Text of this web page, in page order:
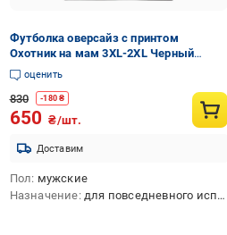
Футболка оверсайз с принтом
Охотник на мам 3XL-2XL Черный
(35681173)
оценить
830 -180₴
650 ₴/шт.
Доставим
Пол мужские
Назначение для повседневного использования